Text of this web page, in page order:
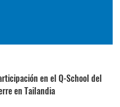
en el Q-School del
en Tailandia